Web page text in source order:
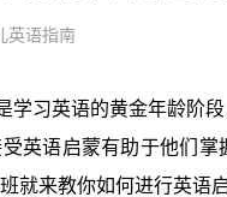
英语指南
学习英语的黄金年龄阶
英语启蒙有助于他们
就来教你如何进行英语启